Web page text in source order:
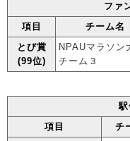
ファ
項目
チーム名
とび賞
(99位)
NPAUマラソン
チーム３
項目
チ